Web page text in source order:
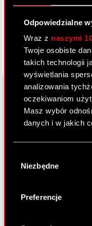
Odpowiedzialne
Wraz z naszymi
Twoje osobiste
takich technologii
wyświetlania
analizowania
oczekiwaniom
Masz wybór
danych i w jakich
lokalizacji
analizując
zgody
Niezbędne
Preferencje
O CD PROJEKT
Zrównoważony